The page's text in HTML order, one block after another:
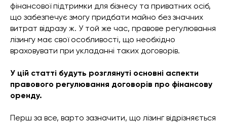
фінансової підтримки для бізнесу та приватних осіб,
що забезпечує змогу придбати майно без значних
витрат відразу ж. У той же час, правове регулювання
лізингу має свої особливості, що необхідно
враховувати при укладанні таких договорів.
У цій статті будуть розглянуті основні аспекти
правового регулювання договорів про фінансову
оренду.
Перш за все, варто зазначити, що лізинг відрізняється